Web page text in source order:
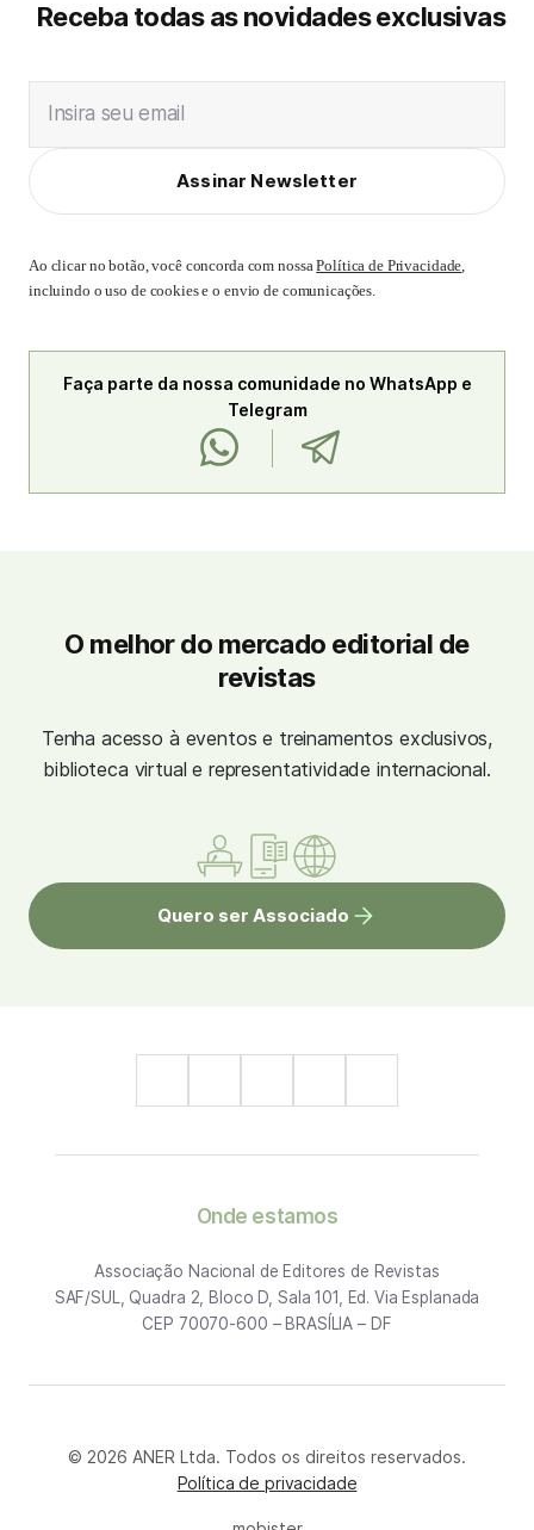
Receba todas as novidades exclusivas
Insira seu email
Assinar Newsletter
Ao clicar no botão, você concorda com nossaPolítica de Privacidade,
incluindo o uso de cookies e o envio de comunicações.
Faça parte da nossa comunidade no WhatsApp e
Telegram
O melhor do mercado editorial de
revistas
Tenha acesso à eventos e treinamentos exclusivos,
biblioteca virtual e representatividade internacional.
Quero ser Associado
Onde estamos
Associação Nacional de Editores de Revistas
SAF/SUL, Quadra 2, Bloco D, Sala 101, Ed. Via Esplanada
CEP 70070-600 – BRASÍLIA – DF
© 2026 ANER Ltda. Todos os direitos reservados.
Política de privacidade